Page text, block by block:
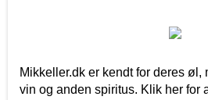
Mikkeller.dk er kendt for deres
vin og anden spiritus. Klik her for